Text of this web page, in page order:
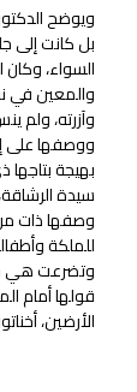
ويوضح
بل كانت إلى
السواء، وكان
والمعين في
وآزرته، ولم
ووصفها على
بهيجة بتاجها
سيدة
وصفها ذات
للملكة
وتضرعت هي
قولها أمام
الأرضين، أخناتون".